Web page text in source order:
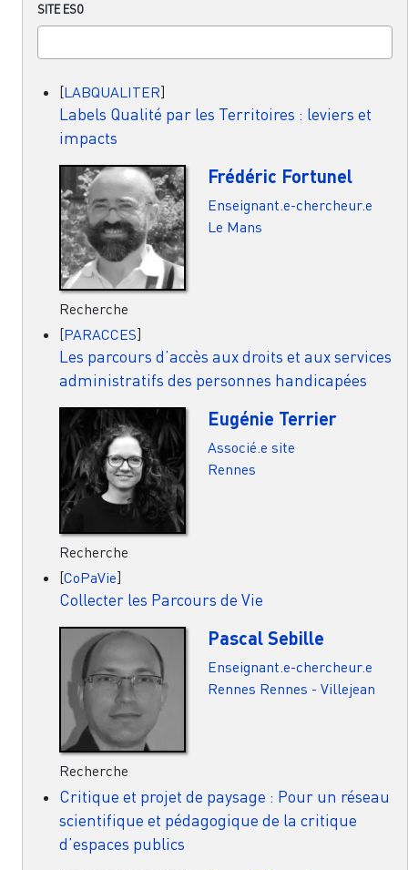
SITE ESO
[LABQUALITER]
Labels Qualité par les Territoires : leviers et
impacts
Frédéric Fortunel
Enseignant.e-chercheur.e
Le Mans
Recherche
[PARACCES]
Les parcours d’accès aux droits et aux services
administratifs des personnes handicapées
Eugénie Terrier
Associé.e site
Rennes
Recherche
[CoPaVie]
Collecter les Parcours de Vie
Pascal Sebille
Enseignant.e-chercheur.e
Rennes Rennes - Villejean
Recherche
Critique et projet de paysage : Pour un réseau
scientifique et pédagogique de la critique
d’espaces publics